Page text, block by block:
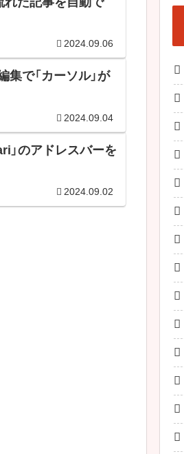
2024.09.06
集で「カーソル」が
2024.09.04
」のアドレスバーを
2024.09.02